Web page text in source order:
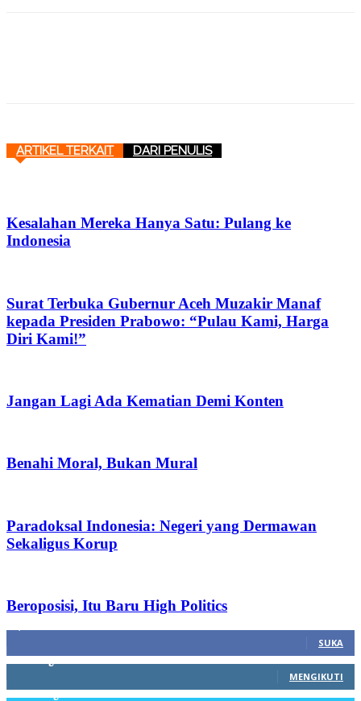
ARTIKEL TERKAIT DARI PENULIS
Kesalahan Mereka Hanya Satu: Pulang ke
Indonesia
Surat Terbuka Gubernur Aceh Muzakir Manaf
kepada Presiden Prabowo: “Pulau Kami, Harga
Diri Kami!”
Jangan Lagi Ada Kematian Demi Konten
Benahi Moral, Bukan Mural
Paradoksal Indonesia: Negeri yang Dermawan
Sekaligus Korup
Beroposisi, Itu Baru High Politics
SUKA
MENGIKUTI